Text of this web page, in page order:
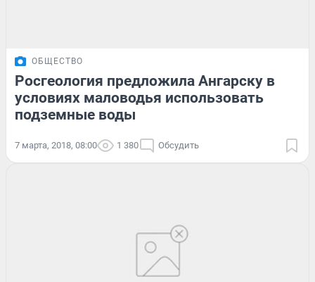
ОБЩЕСТВО
Росгеология предложила Ангарску в
условиях маловодья использовать
подземные воды
7 марта, 2018, 08:00 1 380 Обсудить